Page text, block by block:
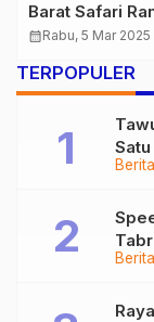
Barat Safari
Masjid
calendar_monthRabu, 5 Mar 2025
TERPOPULER
Berita
Berita